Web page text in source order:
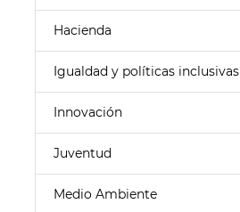
Hacienda
Igualdad y políticas inclusivas
Innovación
Juventud
Medio Ambiente